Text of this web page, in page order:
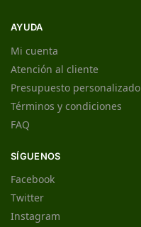
AYUDA
Mi cuenta
Atención al cliente
Presupuesto personalizado
Términos y condiciones
FAQ
SÍGUENOS
Facebook
Twitter
Instagram